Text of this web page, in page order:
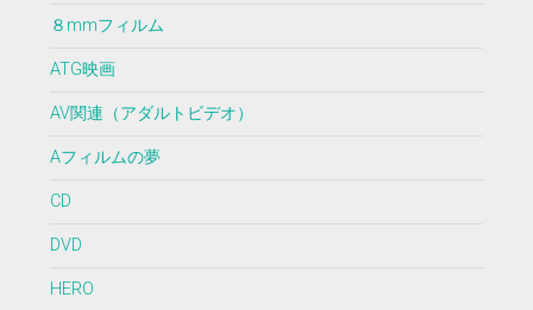
８mmフィルム
ATG映画
AV関連（アダルトビデオ）
Aフィルムの夢
CD
DVD
HERO